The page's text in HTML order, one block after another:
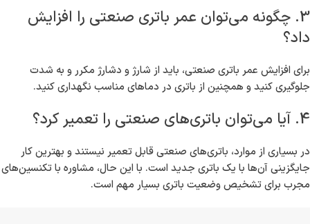
3. چگونه می‌توان عمر باتری صنعتی را افزایش
داد؟
برای افزایش عمر باتری صنعتی، باید از شارژ و دشارژ مکرر و به شدت
جلوگیری کنید و همچنین از باتری در دماهای مناسب نگهداری کنید.
4. آیا می‌توان باتری‌های صنعتی را تعمیر کرد؟
در بسیاری از موارد، باتری‌های صنعتی قابل تعمیر نیستند و بهترین کار
جایگزینی آن‌ها با یک باتری جدید است. با این حال، مشاوره با تکنسین‌های
مجرب برای تشخیص وضعیت باتری بسیار مهم است.